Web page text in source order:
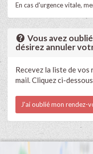
En cas d'urgence vitale,
Vous avez
désirez annuler
Recevez la liste de
mail. Cliquez ci-
J'ai oublié mon rendez-